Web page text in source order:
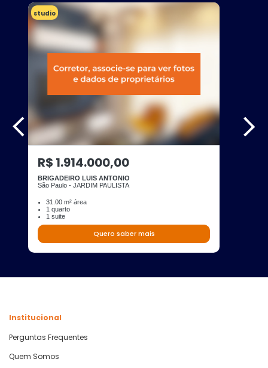
studio
R$ 1.914.000,00
BRIGADEIRO LUIS ANTONIO
São Paulo - JARDIM PAULISTA
31.00 m² área
1 quarto
1 suite
Quero saber mais
Institucional
Perguntas Frequentes
Quem Somos